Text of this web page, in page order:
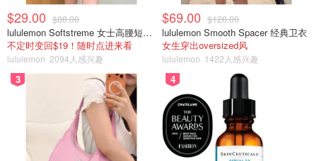
$29.00 $88.00
lululemon Softstreme 女士高腰短裤 10cm
不定时变回$19！随时点进来看
lululemon 2094人感兴趣
$69.00 $128.00
lululemon Smooth Spacer 经典卫衣
女生穿出oversized风
lululemon 1422人感兴趣
3 4